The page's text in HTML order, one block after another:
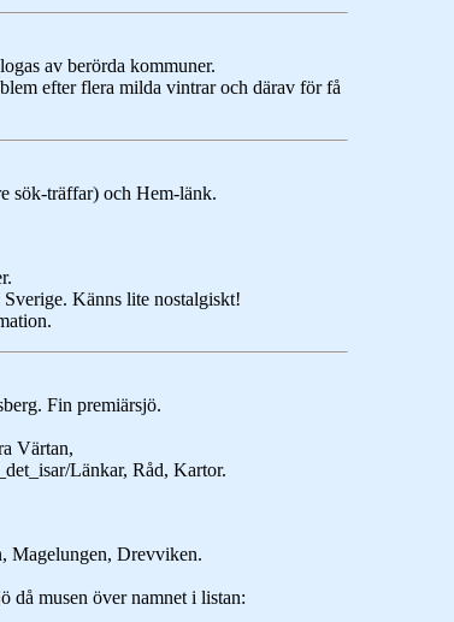
av berörda kommuner.
efter flera milda vintrar och därav för få
sök-träffar) och Hem-länk.
Känns lite nostalgiskt!
Fin premiärsjö.
Värtan,
Länkar, Råd, Kartor.
Magelungen, Drevviken.
då musen över namnet i listan: